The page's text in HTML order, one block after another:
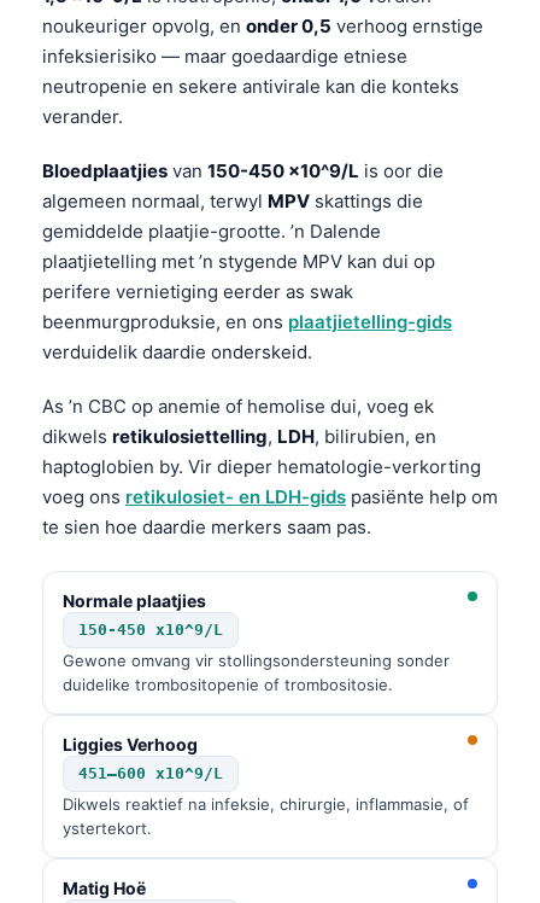
noukeuriger opvolg, en onder 0,5 verhoog ernstige
infeksierisiko — maar goedaardige etniese
neutropenie en sekere antivirale kan die konteks
verander.
Bloedplaatjies van 150-450 x10^9/L is oor die
algemeen normaal, terwyl MPV skattings die
gemiddelde plaatjie-grootte. ’n Dalende
plaatjietelling met ’n stygende MPV kan dui op
perifere vernietiging eerder as swak
beenmurgproduksie, en ons plaatjietelling-gids
verduidelik daardie onderskeid.
As ’n CBC op anemie of hemolise dui, voeg ek
dikwels retikulosiettelling, LDH, bilirubien, en
haptoglobien by. Vir dieper hematologie-verkorting
voeg ons retikulosiet- en LDH-gids pasiënte help om
te sien hoe daardie merkers saam pas.
Normale plaatjies
150-450 x10^9/L
Gewone omvang vir stollingsondersteuning sonder
duidelike trombositopenie of trombositosie.
Liggies Verhoog
451–600 x10^9/L
Dikwels reaktief na infeksie, chirurgie, inflammasie, of
ystertekort.
Matig Hoë